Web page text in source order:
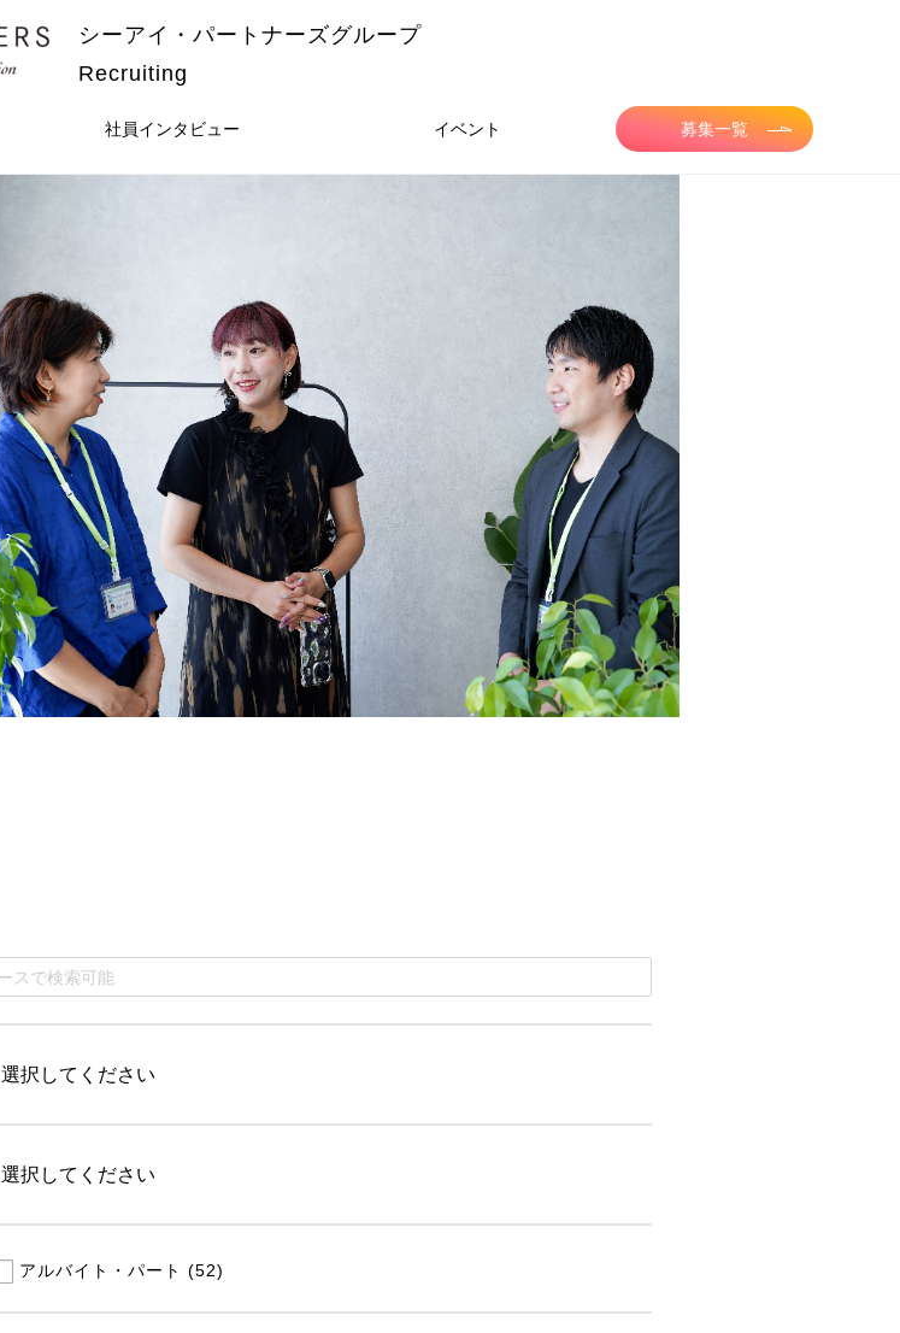
シーアイ・パートナーズグループ
Recruiting
社員インタビュー イベント 募集一覧
選択してください
選択してください
アルバイト・パート (52)